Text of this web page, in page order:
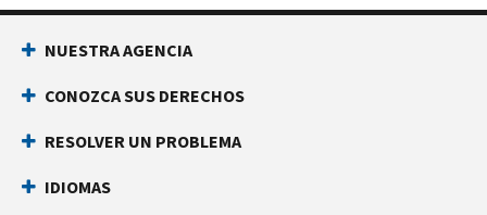
NUESTRA AGENCIA
CONOZCA SUS DERECHOS
RESOLVER UN PROBLEMA
IDIOMAS